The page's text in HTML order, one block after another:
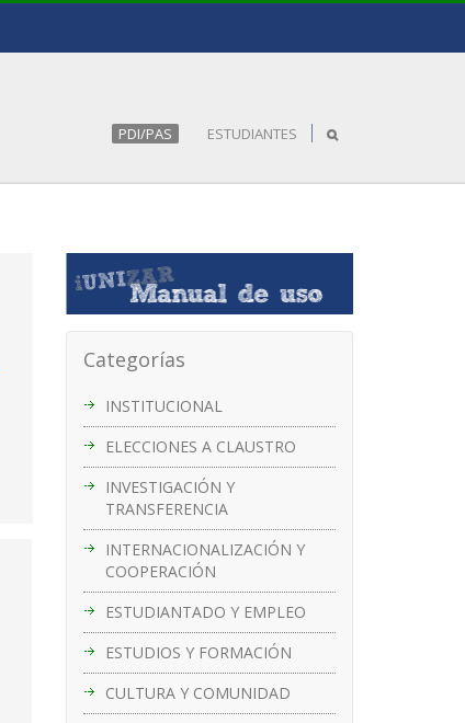
PDI/PAS ESTUDIANTES
Categorías
INSTITUCIONAL
ELECCIONES A CLAUSTRO
INVESTIGACIÓN Y
TRANSFERENCIA
INTERNACIONALIZACIÓN Y
COOPERACIÓN
ESTUDIANTADO Y EMPLEO
ESTUDIOS Y FORMACIÓN
CULTURA Y COMUNIDAD